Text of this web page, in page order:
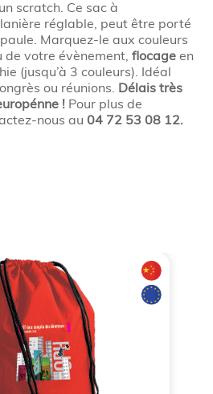
scratch. Ce sac à
réglable, peut être porté
Marquez-le aux couleurs
de votre évènement,flocage en
(jusqu’à 3 couleurs). Idéal
ou réunions. Délais très
! Pour plus de
nous au04 72 53 08 12.